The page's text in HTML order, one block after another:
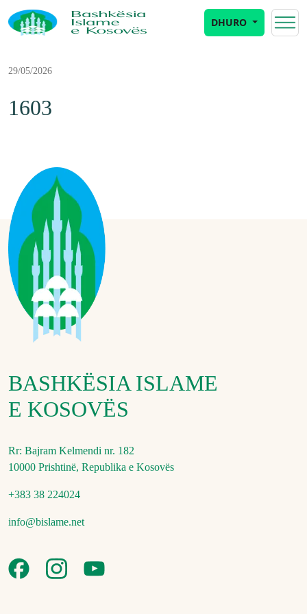
DHURO
29/05/2026
1603
BASHKËSIA ISLAME
E KOSOVËS
Rr: Bajram Kelmendi nr. 182
10000 Prishtinë, Republika e Kosovës
+383 38 224024
info@bislame.net